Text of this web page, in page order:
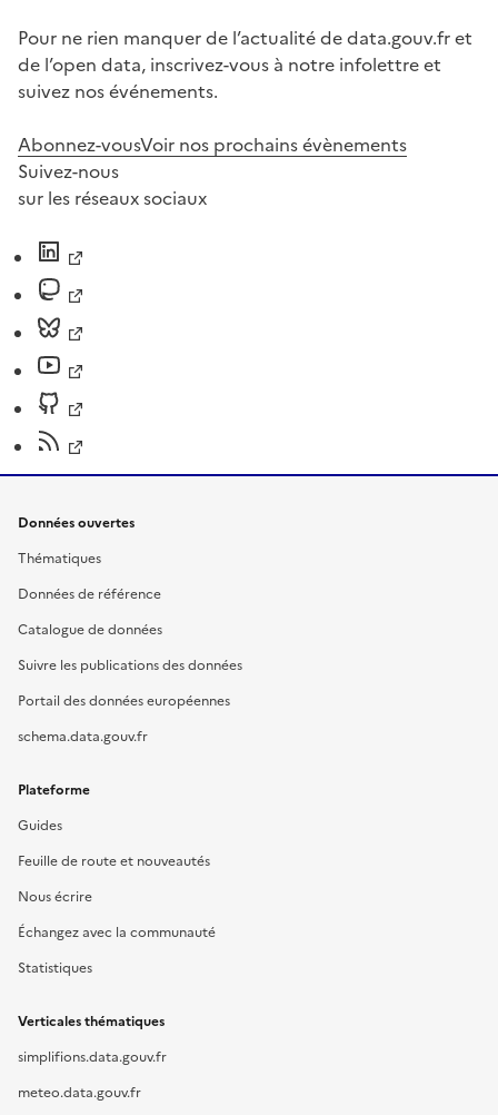
Pour ne rien manquer de l’actualité de data.gouv.fr et
de l’open data, inscrivez-vous à notre infolettre et
suivez nos événements.
Abonnez-vousVoir nos prochains évènements
Suivez-nous
sur les réseaux sociaux
Données ouvertes
Thématiques
Données de référence
Catalogue de données
Suivre les publications des données
Portail des données européennes
schema.data.gouv.fr
Plateforme
Guides
Feuille de route et nouveautés
Nous écrire
Échangez avec la communauté
Statistiques
Verticales thématiques
simplifions.data.gouv.fr
meteo.data.gouv.fr